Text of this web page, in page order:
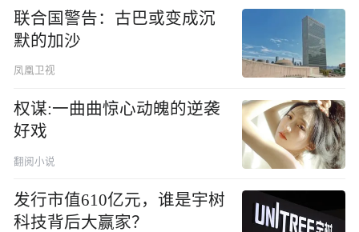
联合国警告：古巴或变成沉
默的加沙
凤凰卫视
权谋:一曲曲惊心动魄的逆袭
好戏
翻阅小说
发行市值610亿元，谁是宇树
科技背后大赢家？